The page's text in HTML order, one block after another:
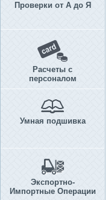
Проверки от А до Я
Расчеты с
персоналом
Умная подшивка
Экспортно-
Импортные Операции